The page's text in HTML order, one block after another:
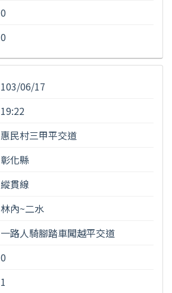
0
0
103/06/17
19:22
惠民村三甲平交道
彰化縣
縱貫線
林內~二水
一路人騎腳踏車闖越平交道
0
1